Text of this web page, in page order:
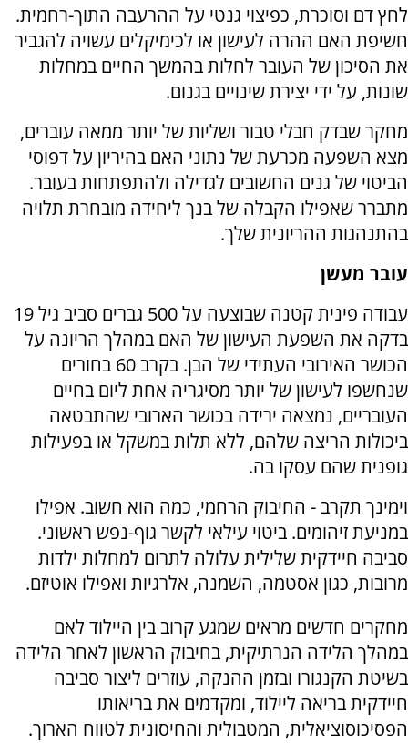
לחץ דם וסוכרת, כפיצוי גנטי על ההרעבה התוך-רחמית.
חשיפת האם ההרה לעישון או לכימיקלים עשויה להגביר
את הסיכון של העובר לחלות בהמשך החיים במחלות
שונות, על ידי יצירת שינויים בגנום.
מחקר שבדק חבלי טבור ושליות של יותר ממאה עוברים,
מצא השפעה מכרעת של נתוני האם בהיריון על דפוסי
הביטוי של גנים החשובים לגדילה ולהתפתחות בעובר.
מתברר שאפילו הקבלה של בנך ליחידה מובחרת תלויה
בהתנהגות ההריונית שלך.
עובר מעשן
עבודה פינית קטנה שבוצעה על 500 גברים סביב גיל 19
בדקה את השפעת העישון של האם במהלך הריונה על
הכושר האירובי העתידי של הבן. בקרב 60 בחורים
שנחשפו לעישון של יותר מסיגריה אחת ליום בחיים
העובריים, נמצאה ירידה בכושר הארובי שהתבטאה
ביכולות הריצה שלהם, ללא תלות במשקל או בפעילות
גופנית שהם עסקו בה.
וימינך תקרב - החיבוק הרחמי, כמה הוא חשוב. אפילו
במניעת זיהומים. ביטוי עילאי לקשר גוף-נפש ראשוני.
סביבה חיידקית שלילית עלולה לתרום למחלות ילדות
מרובות, כגון אסטמה, השמנה, אלרגיות ואפילו אוטיזם.
מחקרים חדשים מראים שמגע קרוב בין היילוד לאם
במהלך הלידה הנרתיקית, בחיבוק הראשון לאחר הלידה
בשיטת הקנגורו ובזמן ההנקה, עוזרים ליצור סביבה
חיידקית בריאה ליילוד, ומקדמים את בריאותו
הפסיכוסוציאלית, המטבולית והחיסונית לטווח הארוך.